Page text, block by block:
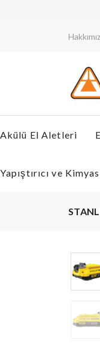
Akülü El Aletleri
Yapıştırıcı ve